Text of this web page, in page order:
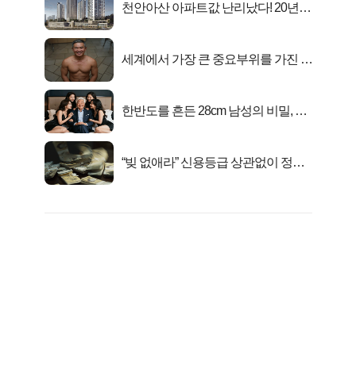
천안아산 아파트값 난리났다! 20년
세계에서 가장 큰 중요부위를 가진 남
한반도를 흔든 28cm 남성의 비밀, 매
“빚 없애라” 신용등급 상관없이 정부